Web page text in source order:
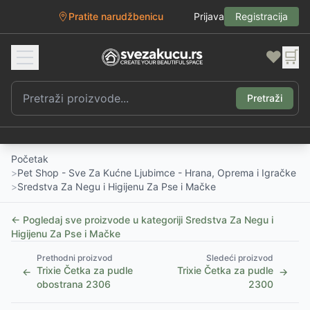
Pratite narudžbenicu Prijava Registracija
❤️ 🛒
Pretraži
Početak
>Pet Shop - Sve Za Kućne Ljubimce - Hrana, Oprema i Igračke
>Sredstva Za Negu i Higijenu Za Pse i Mačke
← Pogledaj sve proizvode u kategoriji Sredstva Za Negu i
Higijenu Za Pse i Mačke
←
Prethodni proizvod
Trixie Četka za pudle
obostrana 2306
Sledeći proizvod
Trixie Četka za pudle
2300
→